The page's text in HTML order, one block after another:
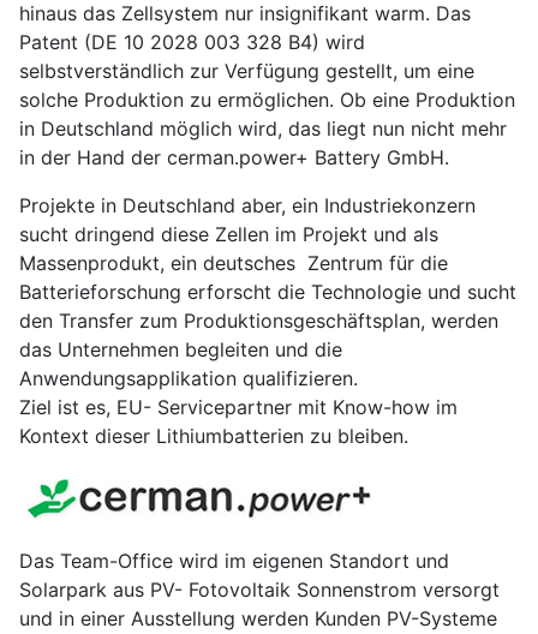
hinaus das Zellsystem nur insignifikant warm. Das
Patent (DE 10 2028 003 328 B4) wird
selbstverständlich zur Verfügung gestellt, um eine
solche Produktion zu ermöglichen. Ob eine Produktion
in Deutschland möglich wird, das liegt nun nicht mehr
in der Hand der cerman.power+ Battery GmbH.
Projekte in Deutschland aber, ein Industriekonzern
sucht dringend diese Zellen im Projekt und als
Massenprodukt, ein deutsches Zentrum für die
Batterieforschung erforscht die Technologie und sucht
den Transfer zum Produktionsgeschäftsplan, werden
das Unternehmen begleiten und die
Anwendungsapplikation qualifizieren.
Ziel ist es, EU- Servicepartner mit Know-how im
Kontext dieser Lithiumbatterien zu bleiben.
Das Team-Office wird im eigenen Standort und
Solarpark aus PV- Fotovoltaik Sonnenstrom versorgt
und in einer Ausstellung werden Kunden PV-Systeme